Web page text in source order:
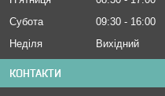
Субота
09:30
16:00
Неділя
Вихідний
КОНТАКТИ